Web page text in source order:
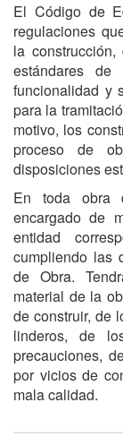
El Código de
regulaciones
la
estándares de
funcionalidad y
para la
motivo, los
proceso de
disposiciones
En toda obra
encargado de
entidad
cumpliendo las
de Obra.
material de la
de construir, de
linderos, de
precauciones,
por vicios de
mala calidad.